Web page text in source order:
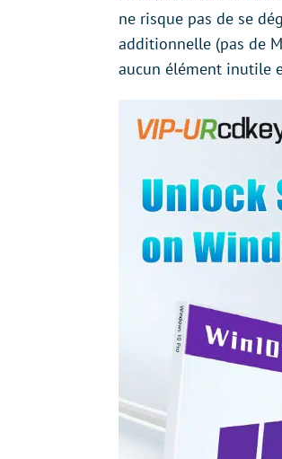
ne risque pas de se
additionnelle (pas de
aucun élément inutile